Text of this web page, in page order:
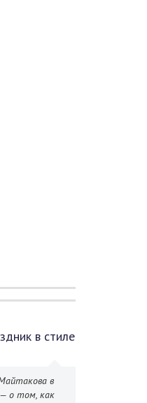
в стиле
в
о том, как